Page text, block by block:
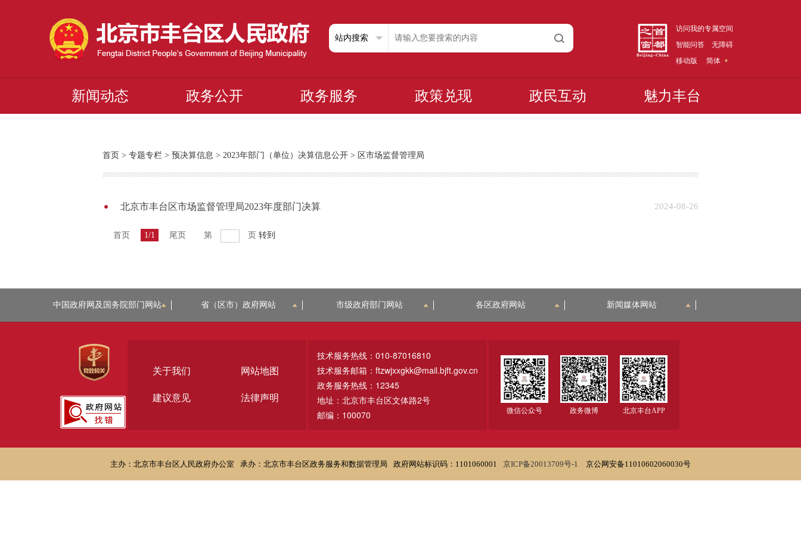
访问我的专属空间
智能问答
无障碍
移动版
简体
新闻动态 政务公开 政务服务 政策兑现 政民互动 魅力丰台
首页 > 专题专栏 > 预决算信息 > 2023年部门（单位）决算信息公开 > 区市场监督管理局
北京市丰台区市场监督管理局2023年度部门决算 2024-08-26
首页 1/1 尾页 第 页 转到
中国政府网及国务院部门网站 省（区市）政府网站 市级政府部门网站 各区政府网站 新闻媒体网站
关于我们 网站地图
建议意见 法律声明
技术服务热线：010-87016810
技术服务邮箱：ftzwjxxgkk@mail.bjft.gov.cn
政务服务热线：12345
地址：北京市丰台区文体路2号
邮编：100070
微信公众号 政务微博 北京丰台APP
主办：北京市丰台区人民政府办公室 承办：北京市丰台区政务服务和数据管理局 政府网站标识码：1101060001 京ICP备20013709号-1 京公网安备11010602060030号